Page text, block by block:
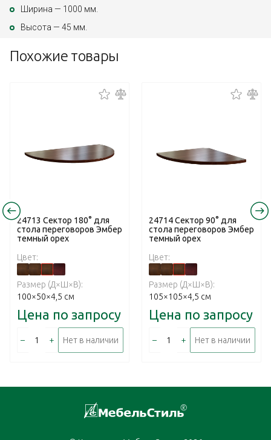
Ширина — 1000 мм.
Высота — 45 мм.
Похожие товары
24713 Сектор 180° для
стола переговоров Эмбер
темный орех
Цвет:
Размер (Д×Ш×В):
100×50×4,5 см
Цена по запросу
– + Нет в наличии
24714 Сектор 90° для
стола переговоров Эмбер
темный орех
Цвет:
Размер (Д×Ш×В):
105×105×4,5 см
Цена по запросу
– + Нет в наличии